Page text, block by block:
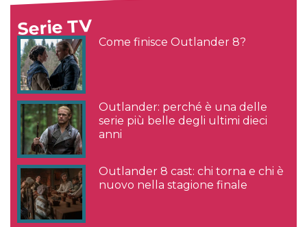
Serie TV
Come finisce Outlander 8?
Outlander: perché è una delle
serie più belle degli ultimi dieci
anni
Outlander 8 cast: chi torna e chi è
nuovo nella stagione finale